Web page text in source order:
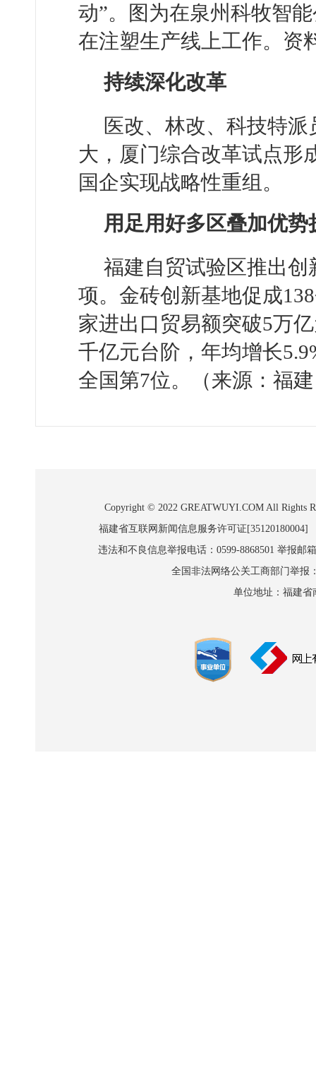
动”。图为在泉州科牧智
在注塑生产线上工作。资
持续深化改革
医改、林改、科技特
大，厦门综合改革试点形
国企实现战略性重组。
用足用好多区叠加优
福建自贸试验区推出创
项。金砖创新基地促成
家进出口贸易额突破5万
千亿元台阶，年均增长
全国第7位。（来源：福
Copyright © 2022 GREATWUYI.COM All Rights
福建省互联网新闻信息服务许可证
违法和不良信息举报电话：0599-8868501 举报邮
全国非法网络公关工商部门举报
单位地址：福建省